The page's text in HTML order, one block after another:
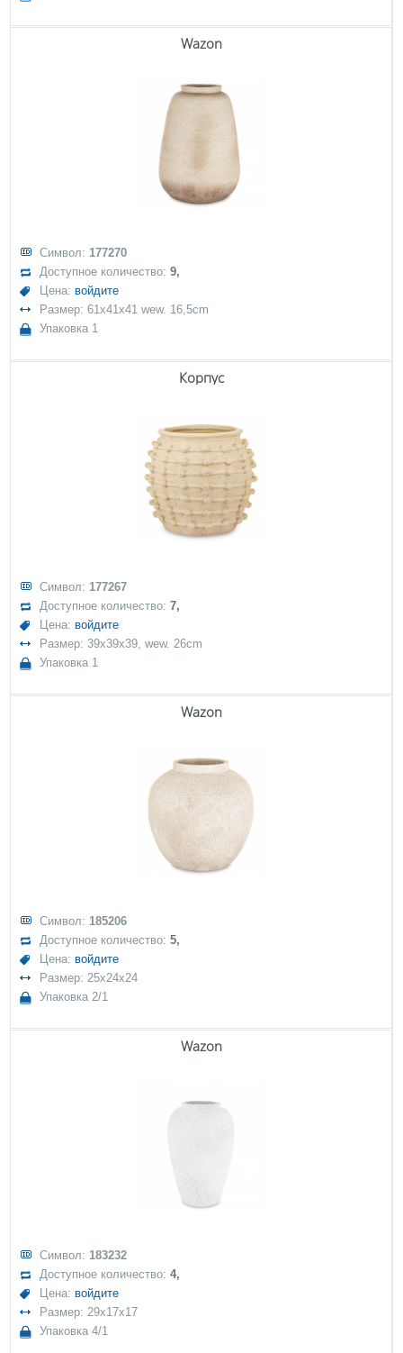
Wazon
Символ: 177270
Доступное количество:9,
Цена: войдите
Размер: 61x41x41 wew. 16,5cm
Упаковка 1
Корпус
Символ: 177267
Доступное количество:7,
Цена: войдите
Размер: 39x39x39, wew. 26cm
Упаковка 1
Wazon
Символ: 185206
Доступное количество:5,
Цена: войдите
Размер: 25x24x24
Упаковка 2/1
Wazon
Символ: 183232
Доступное количество:4,
Цена: войдите
Размер: 29x17x17
Упаковка 4/1